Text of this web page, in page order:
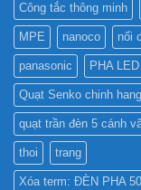
Công tắc thông minh
MPE nanoco nối
panasonic PHA LED
Quạt Senko chinh hang
quạt trần đèn 5 cánh
thoi trang
Xóa term: ĐÈN PHA